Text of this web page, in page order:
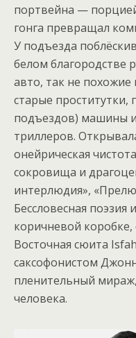
портвейна —
гонга превращал
У подъезда
белом благородстве
авто, так не похожие
старые
подъездов) машины
триллеров.
онейрическая
сокровища и
интерлюдия»,
Бессловесная поэзия
коричневой коробке,
Восточная сюита
саксофонистом
пленительный
человека.